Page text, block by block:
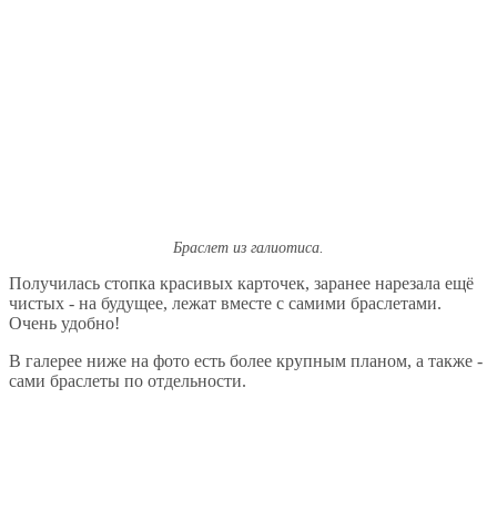
Браслет из галиотиса.
Получилась стопка красивых карточек, заранее нарезала ещё
чистых - на будущее, лежат вместе с самими браслетами.
Очень удобно!
В галерее ниже на фото есть более крупным планом, а также -
сами браслеты по отдельности.